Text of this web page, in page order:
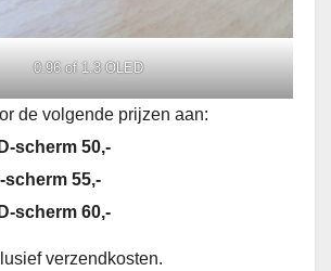
0.96 of 1.3 OLED
de volgende prijzen aan:
scherm 50,-
scherm 55,-
scherm 60,-
verzendkosten.